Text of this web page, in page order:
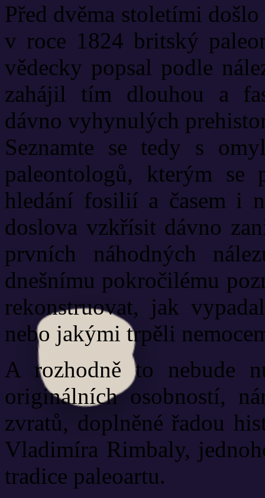
Před dvěma stoletími
v roce 1824 britský
vědecky popsal podle
zahájil tím dlouhou a
dávno vyhynulých
Seznamte se tedy s
paleontologů, kterým se
hledání fosilií a časem i
doslova vzkřísit dávno
prvních náhodných
dnešnímu pokročilému
rekonstruovat, jak
nebo jakými trpěli
A rozhodně to nebude
originálních osobností,
zvratů, doplněné řadou
Vladimíra Rimbaly,
tradice paleoartu.